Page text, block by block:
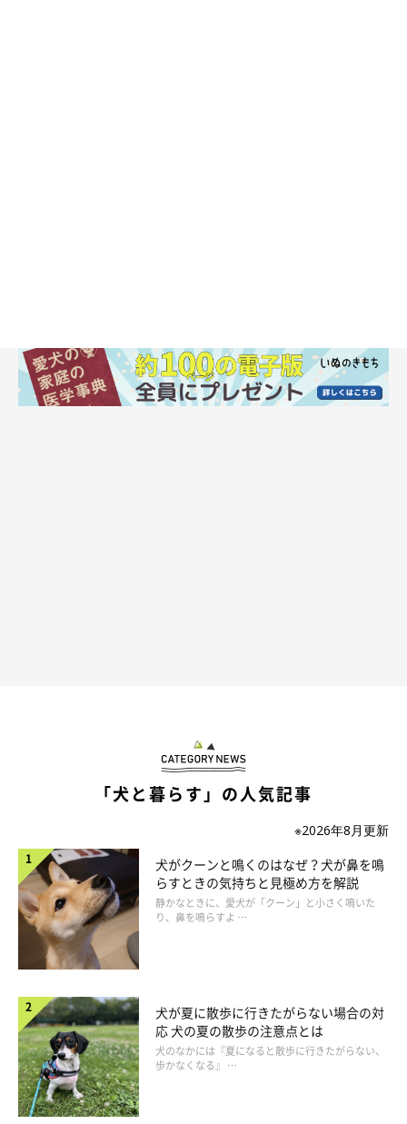
粒）のサイズや形状を細かく変えているのも特長です。
たとえば猫は骨格による食べ方の違いに着目。前歯で掴むような
食べ方と、舌の裏側を使って絡めとるような食べ方に分けてキブ
ルの形状を設計されているんです。そんなこだわりのキブルを触
れるコーナーでは動物の多様性を実感できます。
「犬と暮らす」の人気記事
※2026年8月更新
犬がクーンと鳴くのはなぜ？犬が鼻を鳴
らすときの気持ちと見極め方を解説
静かなときに、愛犬が「クーン」と小さく鳴いた
り、鼻を鳴らすよ …
犬が夏に散歩に行きたがらない場合の対
応 犬の夏の散歩の注意点とは
犬のなかには『夏になると散歩に行きたがらない、
歩かなくなる』 …